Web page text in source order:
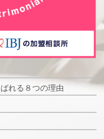
れる８つの理由